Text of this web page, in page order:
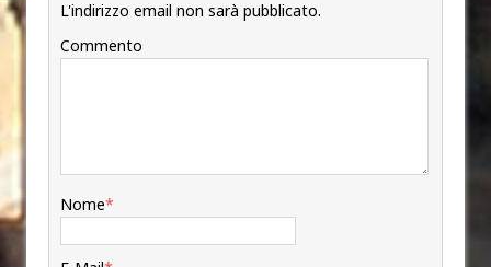
L'indirizzo email non sarà pubblicato.
Commento
Nome*